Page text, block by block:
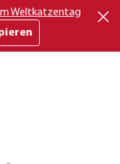
Weltkatzentag